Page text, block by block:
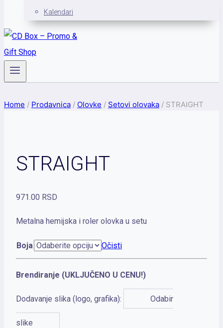
Kalendari
Home / Prodavnica / Olovke / Setovi olovaka / STRAIGHT
STRAIGHT
971.00 RSD
Metalna hemijska i roler olovka u setu
Boja Očisti
Brendiranje (UKLJUČENO U CENU!)
Dodavanje slika (logo, grafika): Odabir
slike